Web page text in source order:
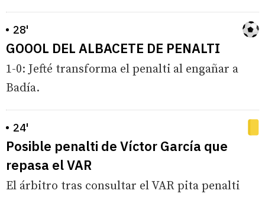
28'
GOOOL DEL ALBACETE DE PENALTI
1-0: Jefté transforma el penalti al engañar a
Badía.
24'
Posible penalti de Víctor García que
repasa el VAR
El árbitro tras consultar el VAR pita penalti